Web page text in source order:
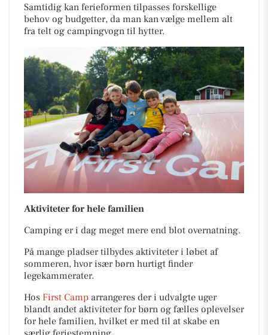
Samtidig kan ferieformen tilpasses forskellige
behov og budgetter, da man kan vælge mellem alt
fra telt og campingvogn til hytter.
Aktiviteter for hele familien
Camping er i dag meget mere end blot overnatning.
På mange pladser tilbydes aktiviteter i løbet af
sommeren, hvor især børn hurtigt finder
legekammerater.
Hos First Camp arrangeres der i udvalgte uger
blandt andet aktiviteter for børn og fælles oplevelser
for hele familien, hvilket er med til at skabe en